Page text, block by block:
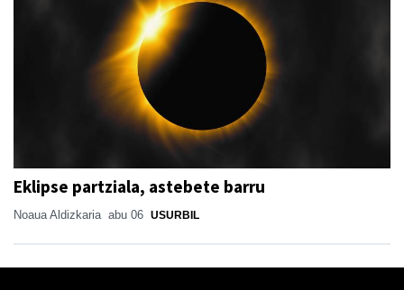
Eklipse partziala, astebete barru
Noaua Aldizkaria abu 06 USURBIL